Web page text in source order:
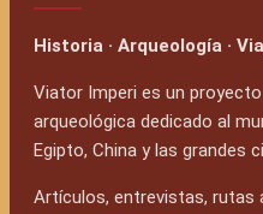
Historia · Arqueología ·
Viator Imperi es un
arqueológica dedicado al
Egipto, China y las grandes
Artículos, entrevistas, rutas